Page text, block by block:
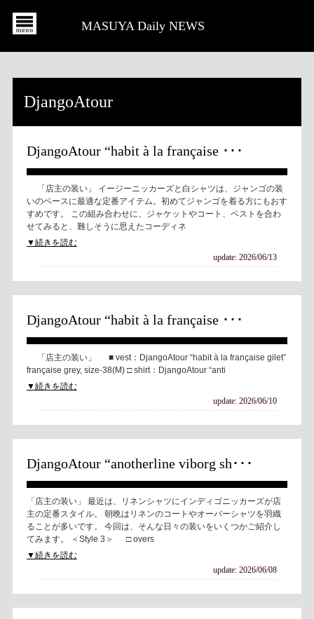
MASUYA Daily NEWS
DjangoAtour
DjangoAtour “habit à la française ･･･
「店主の装い」 イージーニッカーズと白シャツは、ジャンゴの装
いのベースに最適な定番アイテム。初めてジャンゴを着る方にもおす
すめです。 この組み合わせに、ジャケットやコート、ベストを合わ
せてみると、難しそうに思えたコーディネ
▼続きを読む
update: 2026/06/13
DjangoAtour “habit à la française ･･･
「店主の装い」 ■ vest：DjangoAtour “habit à la française gilet”
française grey, size-38(M) □ shirt：DjangoAtour “anti
▼続きを読む
update: 2026/06/10
DjangoAtour “anotherline viborg sh･･･
「店主の装い」 最近は、リネンシャツにインディゴニッカーズが店
主の定番スタイル。 朝晩はリネンのコートやオーバーシャツを羽織
ることが多いです。 今回は、そんな日々の装いをいくつかご紹介し
てみます。 ＜Style 3＞ □ overs
▼続きを読む
update: 2026/06/08